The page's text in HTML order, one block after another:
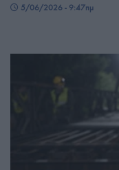
5/06/2026 - 9:47πμ